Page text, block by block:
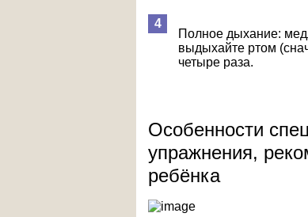
Полное дыхание:
выдыхайте ртом
четыре раза.
Особенности
упражнения,
ребёнка